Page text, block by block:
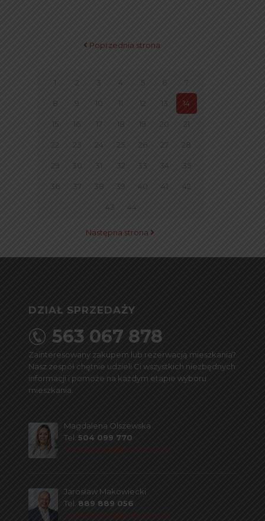
Poprzednia strona
1 2 3 4 5 6 7
8 9 10 11 12 13 14
15 16 17 18 19 20 21
22 23 24 25 26 27 28
29 30 31 32 33 34 35
36 37 38 39 40 41 42
43 44
Następna strona
DZIAŁ SPRZEDAŻY
563 067 878
Zainteresowany zakupem lub rezerwacją mieszkania?
Nasz zespół chętnie udzieli Ci wszystkich niezbędnych
informacji i pomoże na każdym etapie wyboru
mieszkania.
Magdalena Olszewska
Tel. 504 099 770
m.olszewska@pres.com.pl
Jarosław Makowiecki
Tel. 889 889 056
j.makowiecki@pres.com.pl